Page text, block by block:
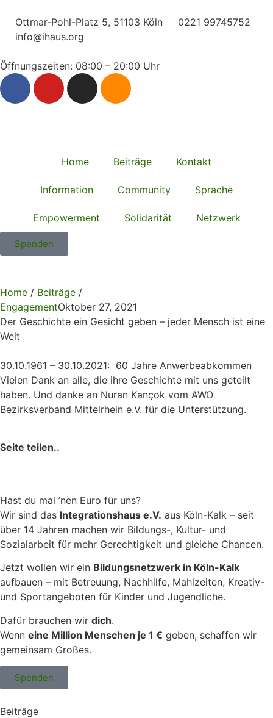
Ottmar-Pohl-Platz 5, 51103 Köln
0221 99745752
info@ihaus.org
Öffnungszeiten: 08:00 – 20:00 Uhr
Home Beiträge Kontakt
Information Community Sprache
Empowerment Solidarität Netzwerk
Spenden
Home / Beiträge /
EngagementOktober 27, 2021
Der Geschichte ein Gesicht geben – jeder Mensch ist eine
Welt
30.10.1961 – 30.10.2021: 60 Jahre Anwerbeabkommen
Vielen Dank an alle, die ihre Geschichte mit uns geteilt
haben. Und danke an Nuran Kançok vom AWO
Bezirksverband Mittelrhein e.V. für die Unterstützung.
Seite teilen..
Hast du mal ’nen Euro für uns?
Wir sind das Integrationshaus e.V. aus Köln-Kalk – seit
über 14 Jahren machen wir Bildungs-, Kultur- und
Sozialarbeit für mehr Gerechtigkeit und gleiche Chancen.
Jetzt wollen wir ein Bildungsnetzwerk in Köln-Kalk
aufbauen – mit Betreuung, Nachhilfe, Mahlzeiten, Kreativ-
und Sportangeboten für Kinder und Jugendliche.
Dafür brauchen wir dich.
Wenn eine Million Menschen je 1 € geben, schaffen wir
gemeinsam Großes.
Spenden
Beiträge